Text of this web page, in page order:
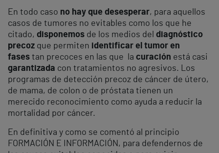
En todo caso no hay que desesperar, para aquellos
casos de tumores no evitables como los que he
citado, disponemos de los medios del diagnóstico
precoz que permiten identificar el tumor en
fases tan precoces en las que la curación está casi
garantizada con tratamientos no agresivos. Los
programas de detección precoz de cáncer de útero,
de mama, de colon o de próstata tienen un
merecido reconocimiento como ayuda a reducir la
mortalidad por cáncer.
En definitiva y como se comentó al principio
FORMACIÓN E INFORMACIÓN, para defendernos de